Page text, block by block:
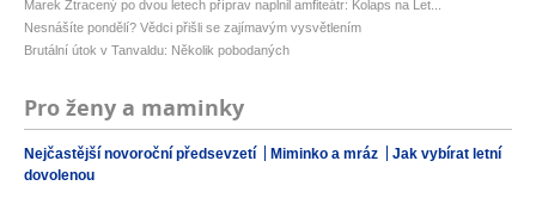
Marek Ztracený po dvou letech příprav naplnil amfiteátr: Kolaps na Let...
Nesnášíte pondělí? Vědci přišli se zajímavým vysvětlením
Brutální útok v Tanvaldu: Několik pobodaných
Pro ženy a maminky
Nejčastější novoroční předsevzetí Miminko a mráz
Jak vybírat letní
dovolenou